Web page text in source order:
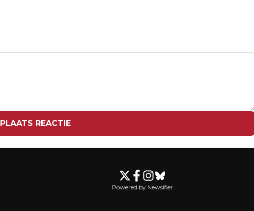
NICO SLOOT: "IK WEET ZEKER: DIT
PLAATS REACTIE
Powered by Newsifier